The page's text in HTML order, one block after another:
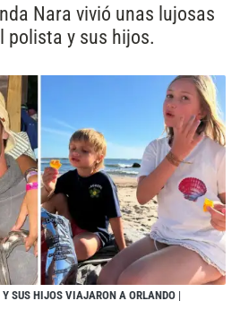
Nara vivió unas lujosas
polista y sus hijos.
SUS HIJOS VIAJARON A ORLANDO |